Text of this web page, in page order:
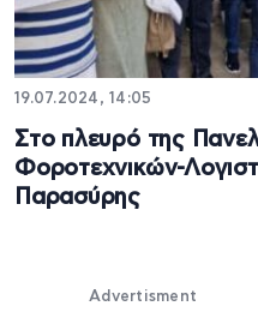
19.07.2024, 14:05
Στο πλευρό της
Φοροτεχνικών-
Παρασύρης
Advertisment